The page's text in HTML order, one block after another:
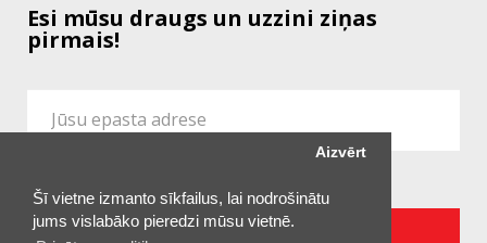
Šī vietne izmanto sīkfailus, lai nodrošinātu
jums vislabāko pieredzi mūsu vietnē.
Aizvērt
Esi mūsu draugs un uzzini ziņas
pirmais!